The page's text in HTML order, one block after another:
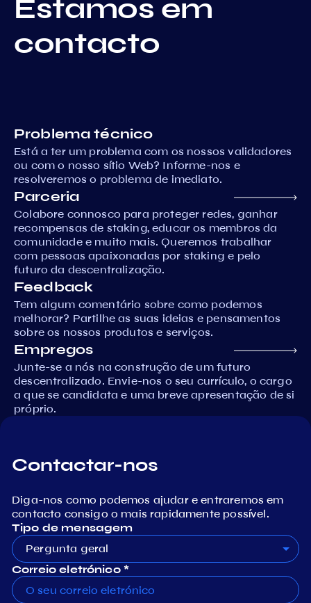
Estamos em
contacto
Problema técnico
Está a ter um problema com os nossos validadores
ou com o nosso sítio Web? Informe-nos e
resolveremos o problema de imediato.
Parceria
Colabore connosco para proteger redes, ganhar
recompensas de staking, educar os membros da
comunidade e muito mais. Queremos trabalhar
com pessoas apaixonadas por staking e pelo
futuro da descentralização.
Feedback
Tem algum comentário sobre como podemos
melhorar? Partilhe as suas ideias e pensamentos
sobre os nossos produtos e serviços.
Empregos
Junte-se a nós na construção de um futuro
descentralizado. Envie-nos o seu currículo, o cargo
a que se candidata e uma breve apresentação de si
próprio.
Contactar-nos
Diga-nos como podemos ajudar e entraremos em
contacto consigo o mais rapidamente possível.
Tipo de mensagem
Pergunta geral
Correio eletrónico *